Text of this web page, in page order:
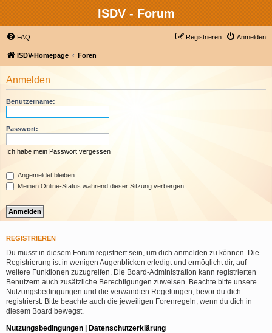
ISDV - Forum
FAQ Anmelden
Registrieren
ISDV-Homepage Foren
Anmelden
Benutzername:
Passwort:
Ich habe mein Passwort vergessen
Angemeldet bleiben
Meinen Online-Status während dieser Sitzung verbergen
REGISTRIEREN
Du musst in diesem Forum registriert sein, um dich anmelden zu können. Die
Registrierung ist in wenigen Augenblicken erledigt und ermöglicht dir, auf
weitere Funktionen zuzugreifen. Die Board-Administration kann registrierten
Benutzern auch zusätzliche Berechtigungen zuweisen. Beachte bitte unsere
Nutzungsbedingungen und die verwandten Regelungen, bevor du dich
registrierst. Bitte beachte auch die jeweiligen Forenregeln, wenn du dich in
diesem Board bewegst.
Nutzungsbedingungen | Datenschutzerklärung